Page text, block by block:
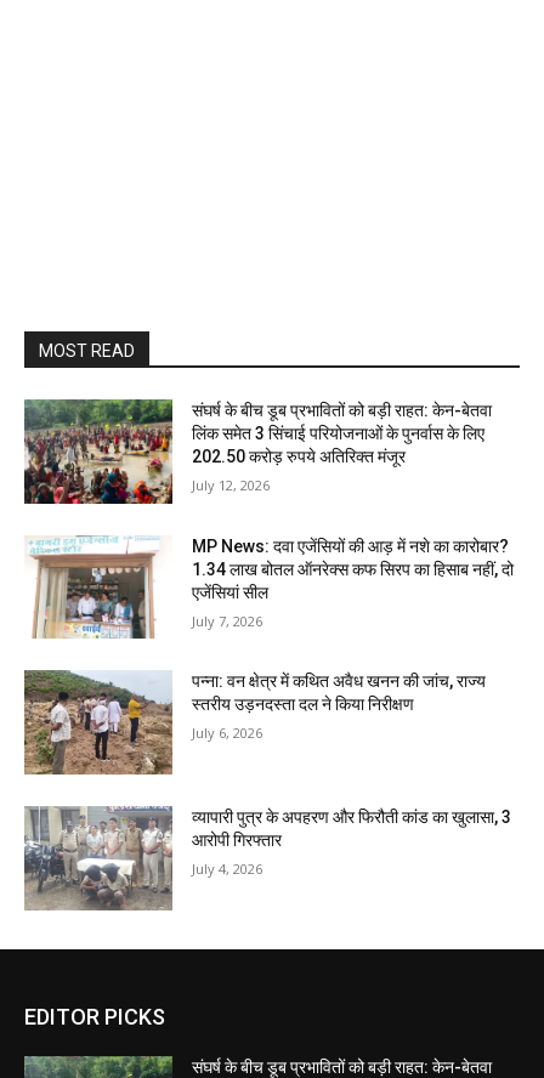
MOST READ
संघर्ष के बीच डूब प्रभावितों को बड़ी राहत: केन-बेतवा
लिंक समेत 3 सिंचाई परियोजनाओं के पुनर्वास के लिए
202.50 करोड़ रुपये अतिरिक्त मंजूर
July 12, 2026
MP News: दवा एजेंसियों की आड़ में नशे का कारोबार?
1.34 लाख बोतल ऑनरेक्स कफ सिरप का हिसाब नहीं, दो
एजेंसियां सील
July 7, 2026
पन्ना: वन क्षेत्र में कथित अवैध खनन की जांच, राज्य
स्तरीय उड़नदस्ता दल ने किया निरीक्षण
July 6, 2026
व्यापारी पुत्र के अपहरण और फिरौती कांड का खुलासा, 3
आरोपी गिरफ्तार
July 4, 2026
EDITOR PICKS
संघर्ष के बीच डूब प्रभावितों को बड़ी राहत: केन-बेतवा